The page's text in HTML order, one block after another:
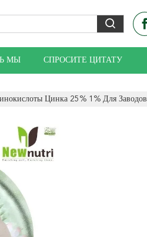
МЫ СПРОСИТЕ ЦИТАТУ
Цинка 25% 1% Для Заводов